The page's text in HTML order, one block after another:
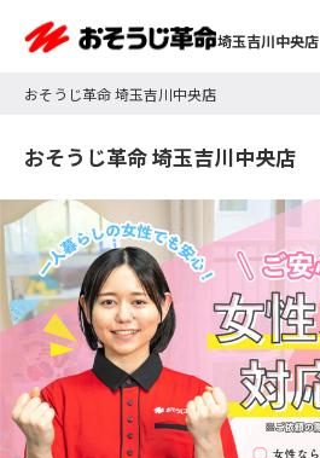
埼玉吉川中央店
おそうじ革命 埼玉吉川中央店
おそうじ革命 埼玉吉川中央店